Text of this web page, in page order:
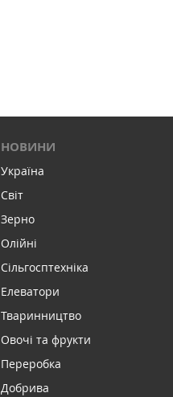
НОВИНИ
Україна
Світ
Зерно
Олійні
Сільгосптехніка
Елеватори
Тваринництво
Овочі та фрукти
Переробка
Добрива